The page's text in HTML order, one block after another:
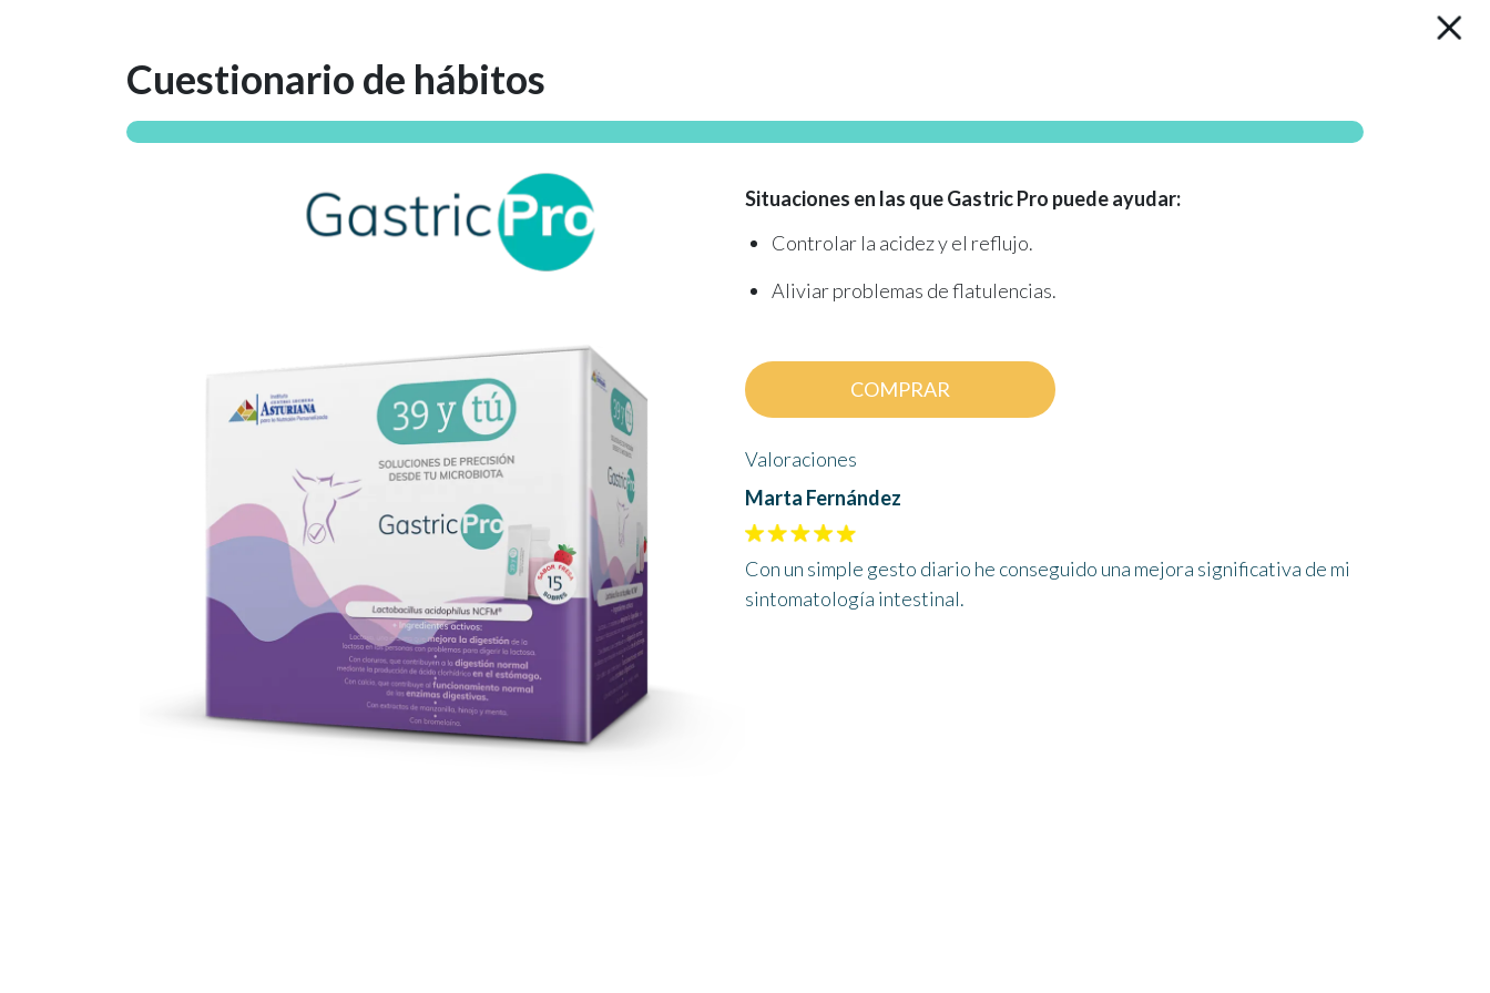
Cuestionario de hábitos
Situaciones en las que Gastric Pro puede ayudar:
Controlar la acidez y el reflujo​.
Aliviar problemas de flatulencias​.
COMPRAR
Valoraciones
Marta Fernández
Con un simple gesto diario he conseguido una mejora significativa de mi
sintomatología intestinal.